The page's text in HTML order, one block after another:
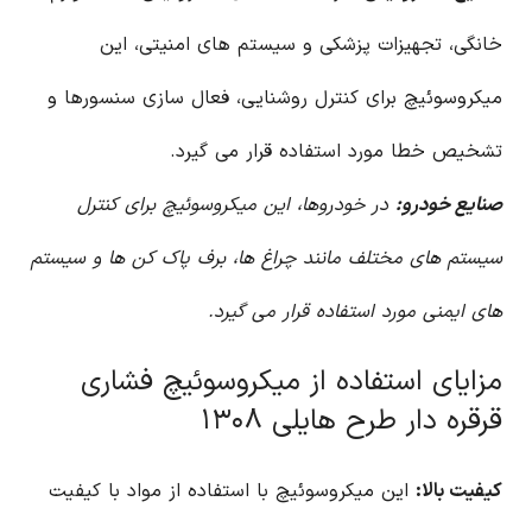
خانگی، تجهیزات پزشکی و سیستم های امنیتی، این
میکروسوئیچ برای کنترل روشنایی، فعال سازی سنسورها و
تشخیص خطا مورد استفاده قرار می گیرد.
صنایع خودرو: در خودروها، این میکروسوئیچ برای کنترل
سیستم های مختلف مانند چراغ ها، برف پاک کن ها و سیستم
های ایمنی مورد استفاده قرار می گیرد.
مزایای استفاده از میکروسوئیچ فشاری
قرقره دار طرح هایلی ۱۳۰۸
کیفیت بالا: این میکروسوئیچ با استفاده از مواد با کیفیت